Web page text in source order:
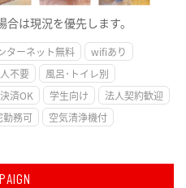
は現況を優先します。
ターネット無料
wifiあり
不要
風呂･トイレ別
済OK 学生向け
法人契約歓迎
勤務可
空気清浄機付